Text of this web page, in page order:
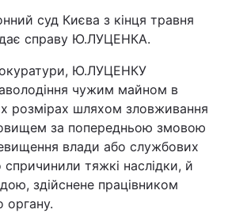
суд Києва з кінця травня
справу Ю.ЛУЦЕНКА.
Ю.ЛУЦЕНКУ
чужим майном в
розмірах шляхом зловживання
за попередньою змовою
влади або службових
тяжкі наслідки, й
здійснене працівником
органу.